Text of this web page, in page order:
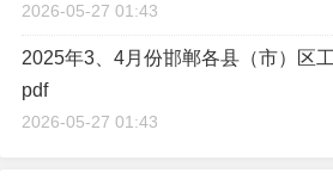
2026-05-27 01:43
2025年3、4月份邯郸各县（市）区
pdf
2026-05-27 01:43